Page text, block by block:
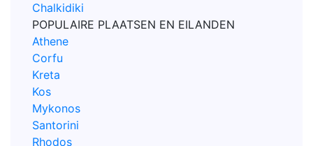
Chalkidiki
POPULAIRE PLAATSEN EN EILANDEN
Athene
Corfu
Kreta
Kos
Mykonos
Santorini
Rhodos